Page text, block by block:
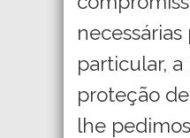
particular,
proteção
lhe